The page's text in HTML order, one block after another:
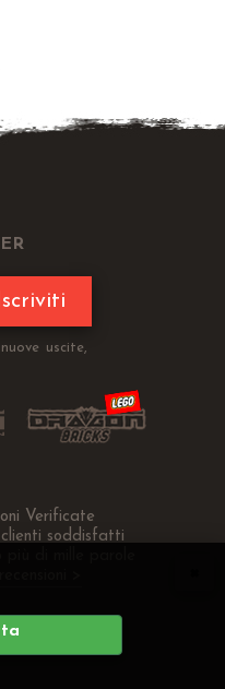
uscite,
Verificate
clienti soddisfatti